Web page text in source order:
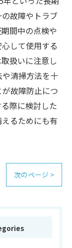
故障やトラブ
間中の点検や
して使用する
扱いに注意し
清掃方法を十
故障防止につ
際に検討した
るためにも有
次のページ >